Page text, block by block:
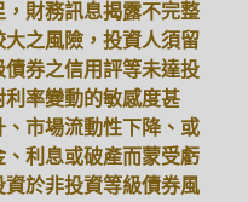
財務訊息揭露不完整
之風險，投資人須留
券之信用評等未達投
率變動的敏感度甚
市場流動性下降、或
利息或破產而蒙受虧
於非投資等級債券風